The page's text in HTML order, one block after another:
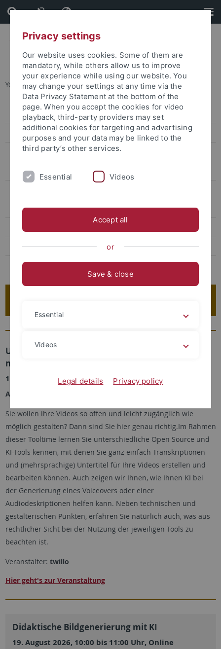
Skip
to
content
Skip
to
footer
You are here: Startseite ... Veranstaltungen
Veranstaltungen
Förderformate
Generative KI in Lehre und Forschung
Digitale Lehre
Teaching Excellence – Digital
Hochschuldidaktik
Studiengangsplanung und -entwicklung
Angebote der Zentralen Studienberatung
Untertitel, Übersetzung, Voiceover & Co – Videos
mit KI aufwerten
12. August 2026, 10:00 bis 11:00 Uhr, Online
Anmeldung erforderlich
Sie wollen ihre Videos so offen und leicht zugänglich wie
möglich gestalten? Dann sind Sie hier genau richtig.Im Rahmen
dieser Tooltime lernen Sie unterschiedliche Open Source und
KI-Tools kennen, mit denen Sie ganz einfach Transkriptionen
und (mehrsprachige) Untertitel für Ihre Videos erstellen und
bearbeiten können. Auch zeigen wir Ihnen, wie Ihnen KI bei
der Generierung eines Voiceovers oder einer
Audiodeskriptionen helfen kann. Neben technischen und
gestalterischen Punkten, erfahren Sie natürlich auch, was aus
rechtlicher Sicht bei der Nutzung der jeweiligen Tools zu
beachten ist.
Veranstalter: twillo
Hier geht's zur Veranstaltung
Didaktische Bildgenerierung mit KI
19. August 2026, 10:00 bis 11:00 Uhr, Online
Privacy settings
Our website uses cookies. Some of them are
mandatory, while others allow us to improve
your experience while using our website. You
may change your settings at any time via the
Data Privacy Statement at the bottom of the
page. When you accept the cookies for video
playback, third-party providers may set
additional cookies for targeting and advertising
purposes and your data may be linked to the
third party’s other services.
Essential Videos
Accept all
or
Save & close
Essential
Videos
Legal details Privacy policy